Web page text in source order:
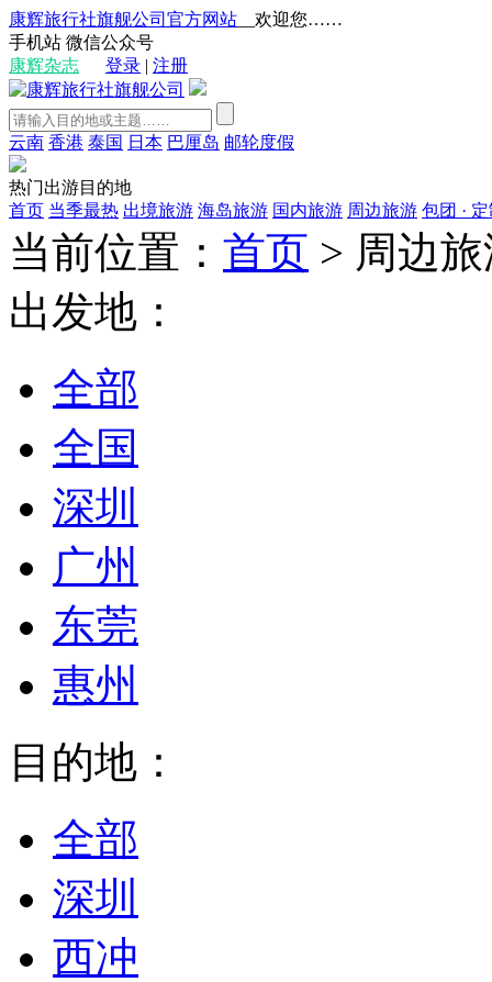
康辉旅行社旗舰公司官方网站 __欢迎您……
手机站 微信公众号
康辉杂志
登录 | 注册
云南 香港 泰国 日本 巴厘岛 邮轮度假
热门出游目的地
首页 当季最热 出境旅游 海岛旅游 国内旅游 周边旅游 包团 ·
当前位置： 首页 > 周边
出发地：
全部
全国
深圳
广州
东莞
惠州
目的地：
全部
深圳
西冲